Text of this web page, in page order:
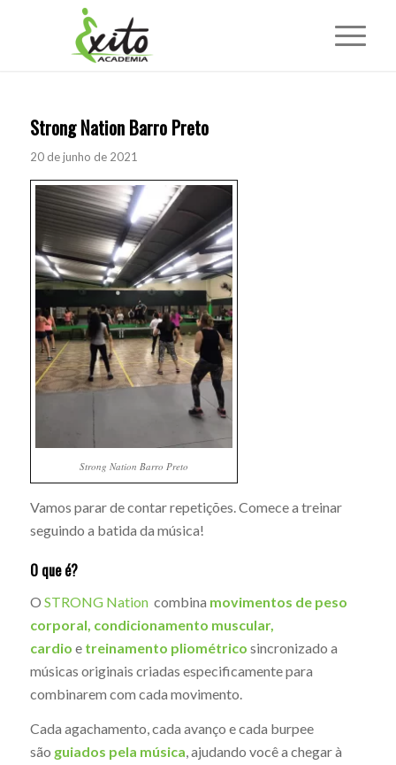
Strong Nation Barro Preto
20 de junho de 2021
Strong Nation Barro Preto
Vamos parar de contar repetições. Comece a treinar
seguindo a batida da música!
O que é?
O STRONG Nationcombina movimentos de peso
corporal, condicionamento muscular,
cardio e treinamento pliométrico sincronizado a
músicas originais criadas especificamente para
combinarem com cada movimento.
Cada agachamento, cada avanço e cada burpee
são guiados pela música, ajudando você a chegar à